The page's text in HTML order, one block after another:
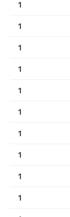
1
1
1
1
1
1
1
1
1
1